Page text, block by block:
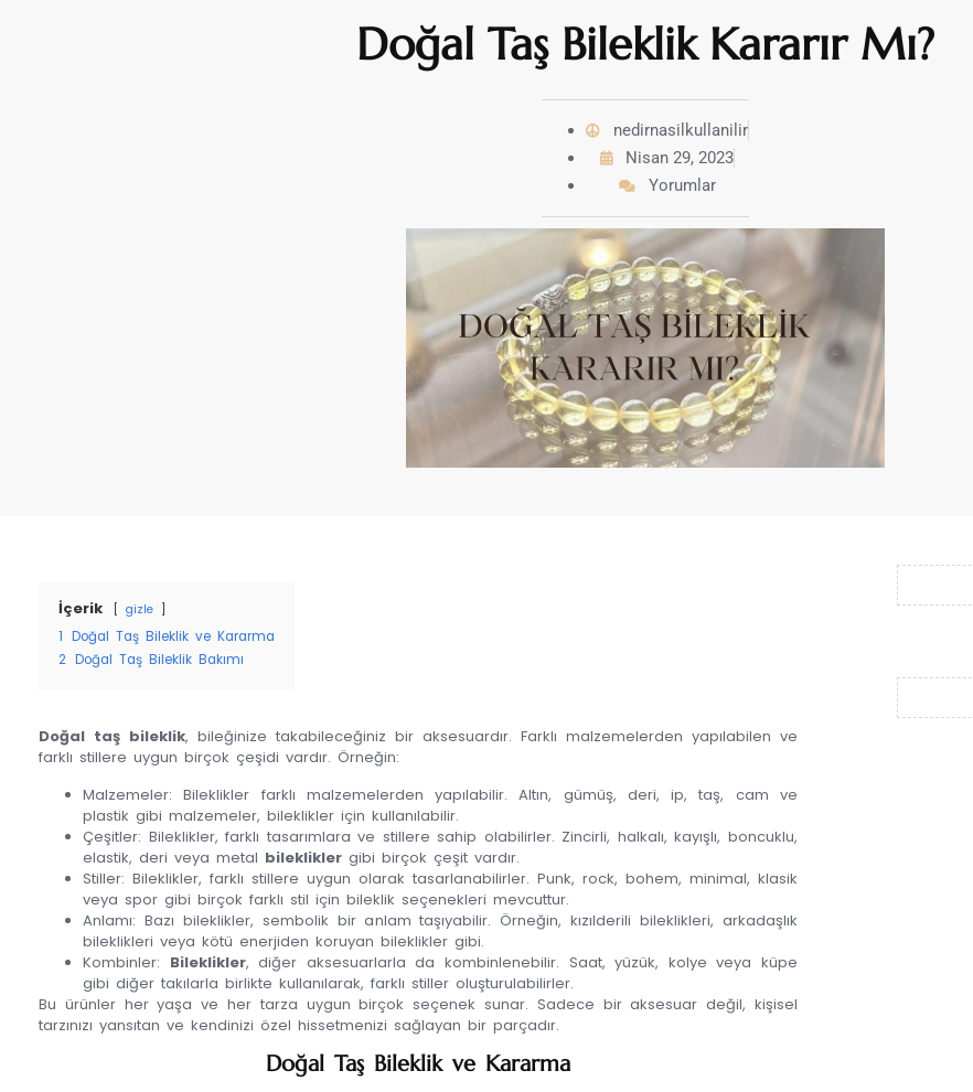
Doğal Taş Bileklik Kararır Mı?
nedirnasilkullanilir
Nisan 29, 2023
Yorumlar
İçerik gizle
1 Doğal Taş Bileklik ve Kararma
2 Doğal Taş Bileklik Bakımı
Doğal taş bileklik, bileğinize takabileceğiniz bir aksesuardır. Farklı malzemelerden yapılabilen ve
farklı stillere uygun birçok çeşidi vardır. Örneğin:
Malzemeler: Bileklikler farklı malzemelerden yapılabilir. Altın, gümüş, deri, ip, taş, cam ve
plastik gibi malzemeler, bileklikler için kullanılabilir.
Çeşitler: Bileklikler, farklı tasarımlara ve stillere sahip olabilirler. Zincirli, halkalı, kayışlı, boncuklu,
elastik, deri veya metal bileklikler gibi birçok çeşit vardır.
Stiller: Bileklikler, farklı stillere uygun olarak tasarlanabilirler. Punk, rock, bohem, minimal, klasik
veya spor gibi birçok farklı stil için bileklik seçenekleri mevcuttur.
Anlamı: Bazı bileklikler, sembolik bir anlam taşıyabilir. Örneğin, kızılderili bileklikleri, arkadaşlık
bileklikleri veya kötü enerjiden koruyan bileklikler gibi.
Kombinler: Bileklikler, diğer aksesuarlarla da kombinlenebilir. Saat, yüzük, kolye veya küpe
gibi diğer takılarla birlikte kullanılarak, farklı stiller oluşturulabilirler.
Bu ürünler her yaşa ve her tarza uygun birçok seçenek sunar. Sadece bir aksesuar değil, kişisel
tarzınızı yansıtan ve kendinizi özel hissetmenizi sağlayan bir parçadır.
Doğal Taş Bileklik ve Kararma